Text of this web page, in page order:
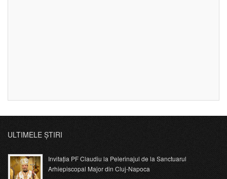
ULTIMELE ȘTIRI
Invitația PF Claudiu la Pelerinajul de la Sanctuarul
Arhiepiscopal Major din Cluj-Napoca